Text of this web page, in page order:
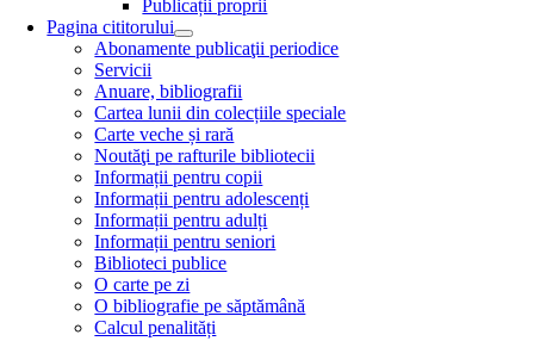
Publicații proprii
Pagina cititorului
Abonamente publicaţii periodice
Servicii
Anuare, bibliografii
Cartea lunii din colecțiile speciale
Carte veche și rară
Noutăţi pe rafturile bibliotecii
Informații pentru copii
Informații pentru adolescenți
Informații pentru adulți
Informații pentru seniori
Biblioteci publice
O carte pe zi
O bibliografie pe săptămână
Calcul penalități